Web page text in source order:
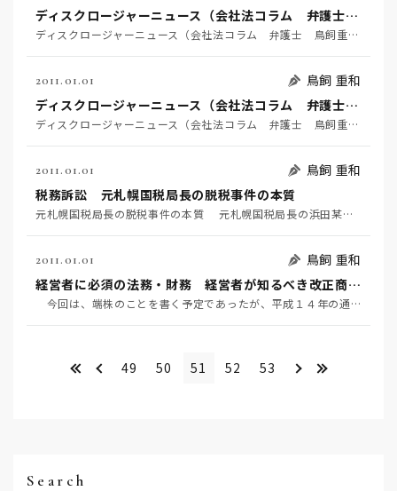
ディスクロージャーニュース（会社法コラム 弁護士 鳥飼重和）荒れる株主総会も想定すべきか
ディスクロージャーニュース（会社法コラム 弁護士 鳥飼重和） 荒れる株主総会も想定すべきか
2011.01.01
鳥飼 重和
ディスクロージャーニュース（会社法コラム 弁護士 鳥飼重和）経営者に物を言うのは誰か
ディスクロージャーニュース（会社法コラム 弁護士 鳥飼重和） 経営者に物を言うのは誰か
2011.01.01
鳥飼 重和
税務訴訟 元札幌国税局長の脱税事件の本質
元札幌国税局長の脱税事件の本質 元札幌国税局長の浜田某が、１９９７年から２０００年の４年間で約７億…
2011.01.01
鳥飼 重和
経営者に必須の法務・財務 経営者が知るべき改正商法[2]
今回は、端株のことを書く予定であったが、平成１４年の通常国会にアメリカ型ガバナンスの取締役会の改正…
49 50 51 52 53 ＞
Search